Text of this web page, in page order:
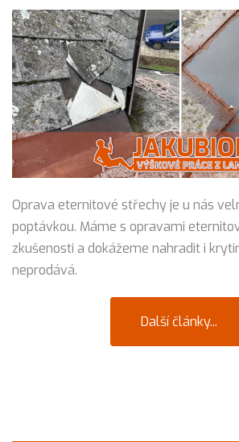
Oprava eternitové střechy je u nás
poptávkou. Máme s opravami
zkušenosti a dokážeme nahradit i
neprodává.
Další články...